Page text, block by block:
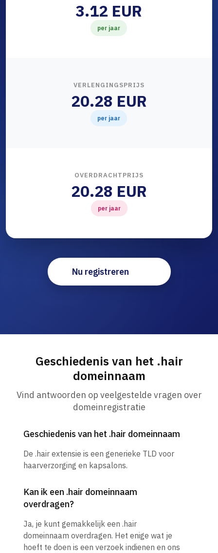
3.12 EUR
per jaar
VERLENGINGSPRIJS
20.28 EUR
per jaar
OVERDRACHTPRIJS
20.28 EUR
per jaar
Nu registreren
Geschiedenis van het .hair
domeinnaam
Vind antwoorden op veelgestelde vragen over
domeinregistratie
Geschiedenis van het .hair domeinnaam
De .hair extensie is een generieke TLD voor
haarverzorging en kapsalons.
Kan ik een .hair domeinnaam
overdragen?
Ja, je kunt gemakkelijk een .hair
domeinnaam overdragen. Het enige wat je
hoeft te doen is een verzoek indienen en ons